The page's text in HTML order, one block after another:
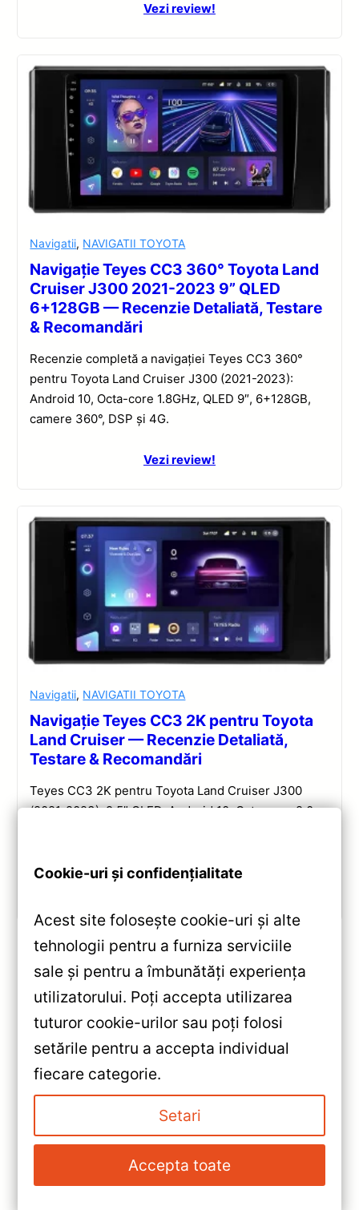
Vezi review!
Navigatii, NAVIGATII TOYOTA
Navigație Teyes CC3 360° Toyota Land
Cruiser J300 2021-2023 9” QLED
6+128GB — Recenzie Detaliată, Testare
& Recomandări
Recenzie completă a navigației Teyes CC3 360°
pentru Toyota Land Cruiser J300 (2021-2023):
Android 10, Octa-core 1.8GHz, QLED 9″, 6+128GB,
camere 360°, DSP și 4G.
Vezi review!
Navigatii, NAVIGATII TOYOTA
Navigație Teyes CC3 2K pentru Toyota
Land Cruiser — Recenzie Detaliată,
Testare & Recomandări
Teyes CC3 2K pentru Toyota Land Cruiser J300
(2021-2023): 9.5” QLED, Android 10, Octa-core 2.0
«Navigație Auto Teyes CC3 2K
10.36″ QLED — Recenzie
Detaliată, Testare &
Recomandări
Navigatie Auto Teyes CC3 360°
Ford Fiesta 6+128GB 9″ QLED
Octa-core 1.8Ghz — Recenzie
Detaliată, Testare &
Recomandări
Cookie-uri și confidențialitate
Acest site folosește cookie-uri și alte
tehnologii pentru a furniza serviciile
sale și pentru a îmbunătăți experiența
utilizatorului. Poți accepta utilizarea
tuturor cookie-urilor sau poți folosi
setările pentru a accepta individual
fiecare categorie.
Setari
Accepta toate